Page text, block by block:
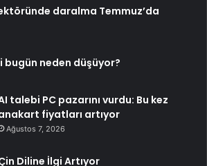
daralma Temmuz’da
bugün neden düşüyor?
talebi PC pazarını vurdu: Bu kez
fiyatları artıyor
Ağustos 7, 2026
Diline İlgi Artıyor